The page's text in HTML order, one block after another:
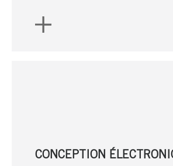
CONCEPTION